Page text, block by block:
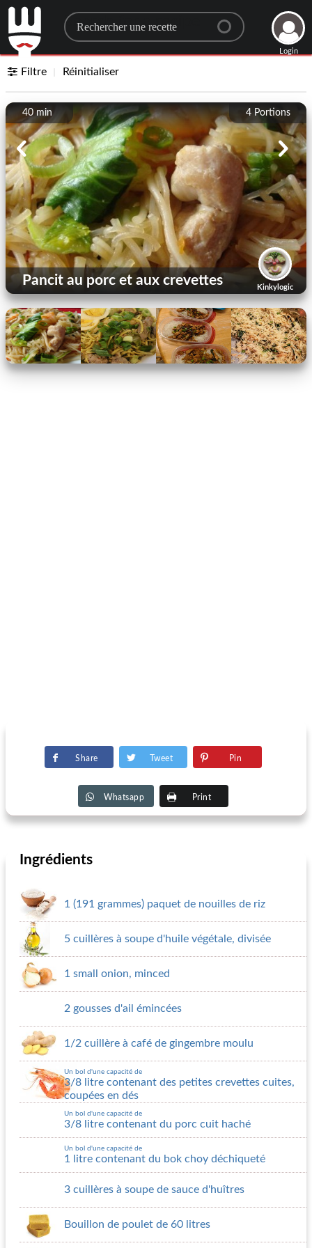
Search for a recipe
Login
Filtre Réinitialiser
4 Portions
40 min
Kinkylogic
Pancit au porc et aux crevettes
Share Tweet Pin
Whatsapp Print
Ingrédients
1 (191 grammes) paquet de nouilles de riz
5 cuillères à soupe d'huile végétale, divisée
1 small onion, minced
2 gousses d'ail émincées
1/2 cuillère à café de gingembre moulu
Un bol d'une capacité de
3/8 litre contenant des petites crevettes cuites,
coupées en dés
Un bol d'une capacité de
3/8 litre contenant du porc cuit haché
Un bol d'une capacité de
1 litre contenant du bok choy déchiqueté
3 cuillères à soupe de sauce d'huîtres
Bouillon de poulet de 60 litres